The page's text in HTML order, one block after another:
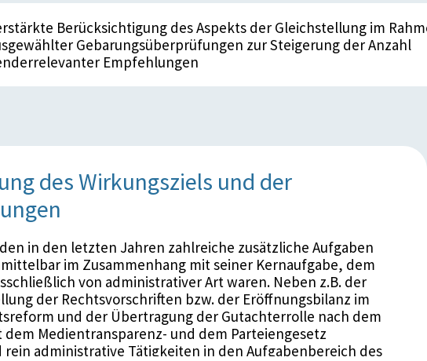
Berücksichtigung des Aspekts der Gleichstellung im
Gebarungsüberprüfungen zur Steigerung der Anzahl
Empfehlungen
des Wirkungsziels und der
in den letzten Jahren zahlreiche zusätzliche Aufgaben
im Zusammenhang mit seiner Kernaufgabe, dem
von administrativer Art waren. Neben z.B. der
der Rechtsvorschriften bzw. der Eröffnungsbilanz im
und der Übertragung der Gutachterrolle nach dem
Medientransparenz- und dem Parteiengesetz
rein administrative Tätigkeiten in den Aufgabenbereich des